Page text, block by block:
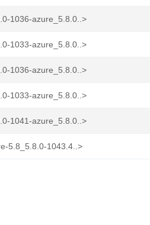
1036-azure_5.8.0..>
1033-azure_5.8.0..>
1036-azure_5.8.0..>
1033-azure_5.8.0..>
1041-azure_5.8.0..>
5.8_5.8.0-1043.4..>